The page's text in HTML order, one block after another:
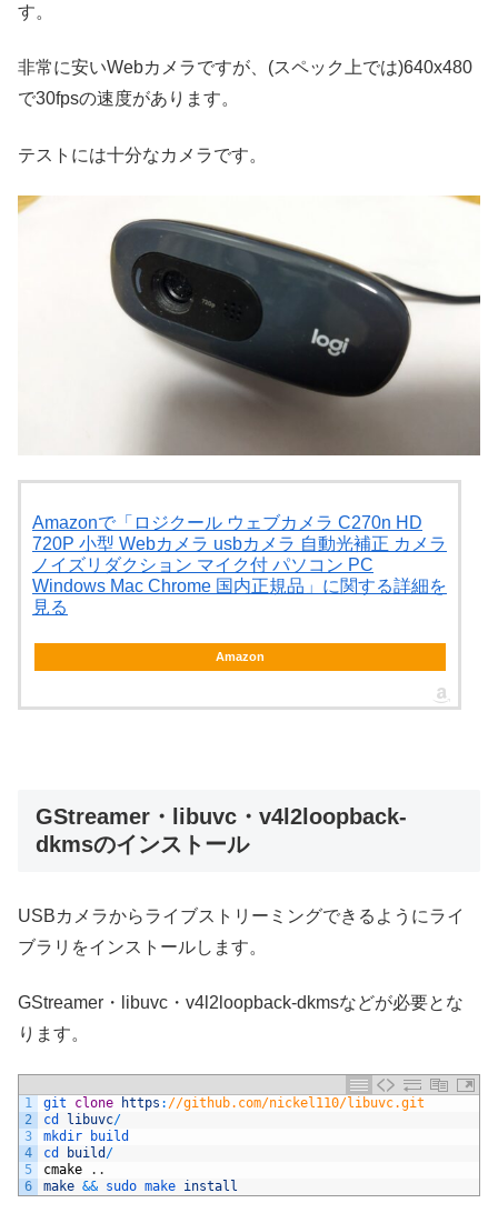
す。
非常に安いWebカメラですが、(スペック上では)640x480
で30fpsの速度があります。
テストには十分なカメラです。
Amazonで「ロジクール ウェブカメラ C270n HD
720P 小型 Webカメラ usbカメラ 自動光補正 カメラ
ノイズリダクション マイク付 パソコン PC
Windows Mac Chrome 国内正規品」に関する詳細を
見る
Amazon
GStreamer・libuvc・v4l2loopback-
dkmsのインストール
USBカメラからライブストリーミングできるようにライ
ブラリをインストールします。
GStreamer・libuvc・v4l2loopback-dkmsなどが必要とな
ります。
1
2
3
4
5
6
git clone https : //github.com/nickel110/libuvc.git
cd
libuvc/
mkdir
build
cd
build /
cmake
. .
make && sudo make install